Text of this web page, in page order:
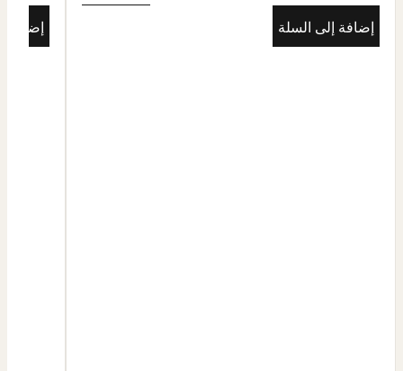
إضافة إلى السلة
إضافة